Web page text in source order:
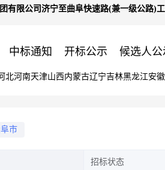
有限公司济宁至曲阜快速路(兼一级公路)
中标通知 开标公示 候选人公
北河南天津山西内蒙古辽宁吉林黑龙江安徽
市
招标状态